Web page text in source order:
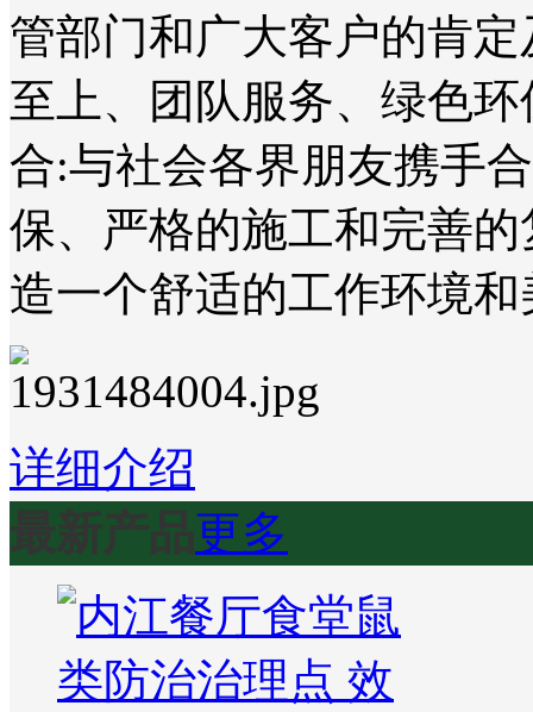
管部门和广大客户的肯
至上、团队服务、绿色
合:与社会各界朋友携手
保、严格的施工和完善
造一个舒适的工作环境
详细介绍
最新产品更多